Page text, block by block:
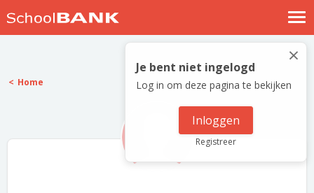
Nostalgische verhalen
Log in
Meld je gratis aan
×
Je bent niet ingelogd
Log in om deze pagina te bekijken
Inloggen
Registreer
Home